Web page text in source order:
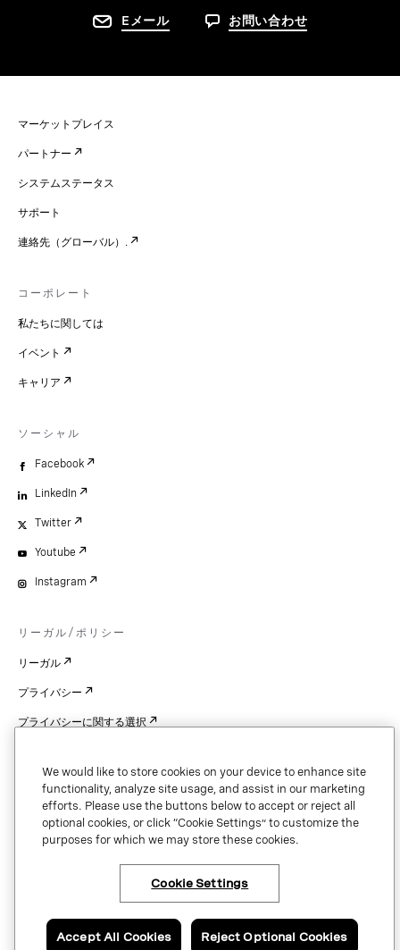
Eメール お問い合わせ
Copyright © 2026 Vonage. All rights reserved. VONAGE®, the V logo (
®),
and other Vonage marks are registered trademarks of Vonage or its affiliates
in the United States and other countries.
マーケットプレイス
パートナー
システムステータス
サポート
連絡先（グローバル）.
コーポレート
私たちに関しては
イベント
キャリア
ソーシャル
Facebook
LinkedIn
Twitter
Youtube
Instagram
リーガル/ポリシー
リーガル
プライバシー
プライバシーに関する選択
著作権
セキュリティと信頼
We would like to store cookies on your device to enhance site
functionality, analyze site usage, and assist in our marketing
efforts. Please use the buttons below to accept or reject all
optional cookies, or click “Cookie Settings” to customize the
purposes for which we may store these cookies.
Cookie Settings
Reject Optional Cookies
Accept All Cookies